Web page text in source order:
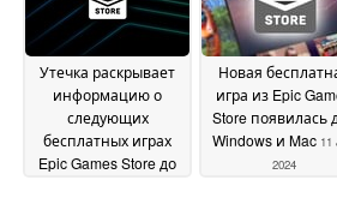
2024
Утечка раскрывает
информацию о
следующих
бесплатных играх
Epic Games Store до
Новая
игра из Epic
Store появилась
Windows и Mac 11
2024